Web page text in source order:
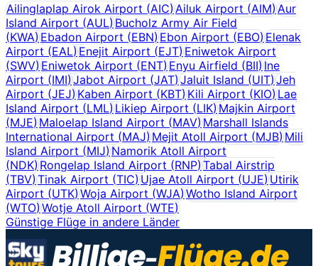
Ailinglaplap Airok Airport (AIC)Ailuk Airport (AIM)Aur
Island Airport (AUL)Bucholz Army Air Field
(KWA)Ebadon Airport (EBN) Ebon Airport (EBO)Elenak
Airport (EAL)Enejit Airport (EJT) Eniwetok Airport
(SWV)Eniwetok Airport (ENT) Enyu Airfield (BII) Ine
Airport (IMI)Jabot Airport (JAT) Jaluit Island (UIT) Jeh
Airport (JEJ)Kaben Airport (KBT) Kili Airport (KIO)Lae
Island Airport (LML)Likiep Airport (LIK) Majkin Airport
(MJE)Maloelap Island Airport (MAV) Marshall Islands
International Airport (MAJ)Mejit Atoll Airport (MJB) Mili
Island Airport (MIJ)Namorik Atoll Airport
(NDK)Rongelap Island Airport (RNP) Tabal Airstrip
(TBV)Tinak Airport (TIC) Ujae Atoll Airport (UJE) Utirik
Airport (UTK)Woja Airport (WJA) Wotho Island Airport
(WTO)Wotje Atoll Airport (WTE)
Günstige Flüge in andere Länder